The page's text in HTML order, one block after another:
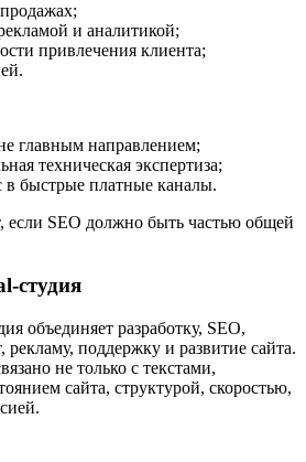
и аналитикой;
привлечения клиента;
главным направлением;
техническая экспертиза;
в быстрые платные каналы.
если SEO должно быть частью общей
студия
объединяет разработку, SEO,
рекламу, поддержку и развитие сайта.
не только с текстами,
сайта, структурой, скоростью,